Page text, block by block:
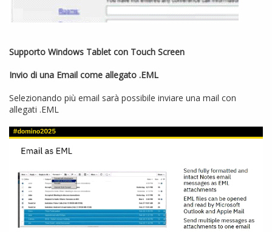
Supporto Windows Tablet con Touch Screen
Invio di una Email come allegato .EML
Selezionando più email sarà possibile inviare una mail con
allegati .EML